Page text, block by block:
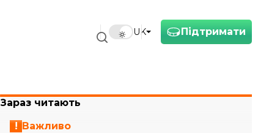
Підтримати
UK
Зараз читають
Важливо